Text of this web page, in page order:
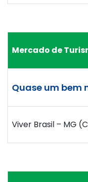
Mercado de
Quase um bem
Viver Brasil – MG